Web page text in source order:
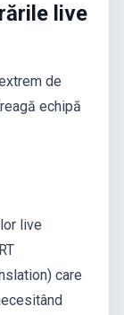
live
de
echipă
live
care